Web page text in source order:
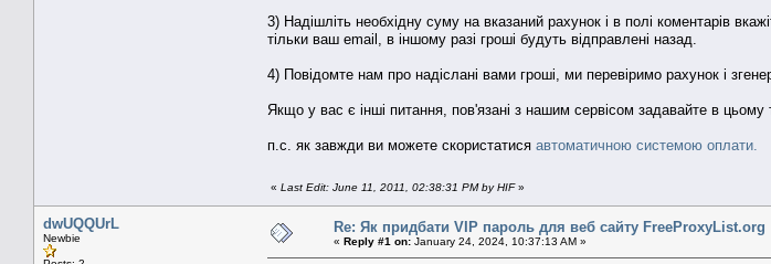
3) Надішліть необхідну суму на вказаний рахунок і в полі коментарів
тільки ваш email, в іншому разі гроші будуть відправлені назад.
4) Повідомте нам про надіслані вами гроші, ми перевіримо рахунок і
Якщо у вас є інші питання, пов'язані з нашим сервісом задавайте в цьому
п.с. як завжди ви можете скористатися автоматичною системою оплати.
« Last Edit: June 11, 2011, 02:38:31 PM by HIF»
dwUQQUrL
Newbie
Re: Як придбати VIP пароль для веб сайту FreeProxyList.org
« Reply #1 on: January 24, 2024, 10:37:13 AM »